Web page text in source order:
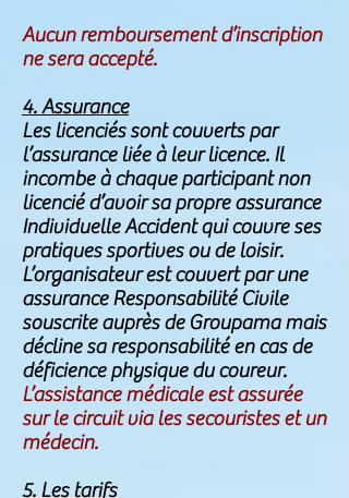
Aucun remboursement d’inscription
ne sera accepté.
4. Assurance
Les licenciés sont couverts par
l’assurance liée à leur licence. Il
incombe à chaque participant non
licencié d’avoir sa propre assurance
Individuelle Accident qui couvre ses
pratiques sportives ou de loisir.
L’organisateur est couvert par une
assurance Responsabilité Civile
souscrite auprès de Groupama mais
décline sa responsabilité en cas de
déficience physique du coureur.
L’assistance médicale est assurée
sur le circuit via les secouristes et un
médecin.
5. Les tarifs